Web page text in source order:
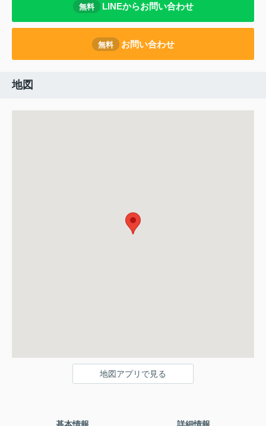
無料 LINEからお問い合わせ
無料 お問い合わせ
地図
地図アプリで見る